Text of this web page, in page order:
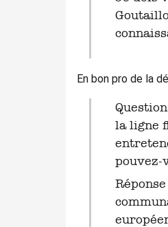
En bon pro de la
Question : Le fait que ayez entretenu une conversation téléphonique avec
la ligne
pouvez-